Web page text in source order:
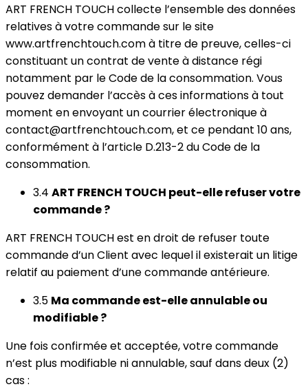
ART FRENCH TOUCH collecte l’ensemble des données
relatives à votre commande sur le site
www.artfrenchtouch.com à titre de preuve, celles-ci
constituant un contrat de vente à distance régi
notamment par le Code de la consommation. Vous
pouvez demander l’accès à ces informations à tout
moment en envoyant un courrier électronique à
contact@artfrenchtouch.com, et ce pendant 10 ans,
conformément à l’article D.213-2 du Code de la
consommation.
3.4 ART FRENCH TOUCH peut-elle refuser votre
commande ?
ART FRENCH TOUCH est en droit de refuser toute
commande d’un Client avec lequel il existerait un litige
relatif au paiement d’une commande antérieure.
3.5 Ma commande est-elle annulable ou
modifiable ?
Une fois confirmée et acceptée, votre commande
n’est plus modifiable ni annulable, sauf dans deux (2)
cas :